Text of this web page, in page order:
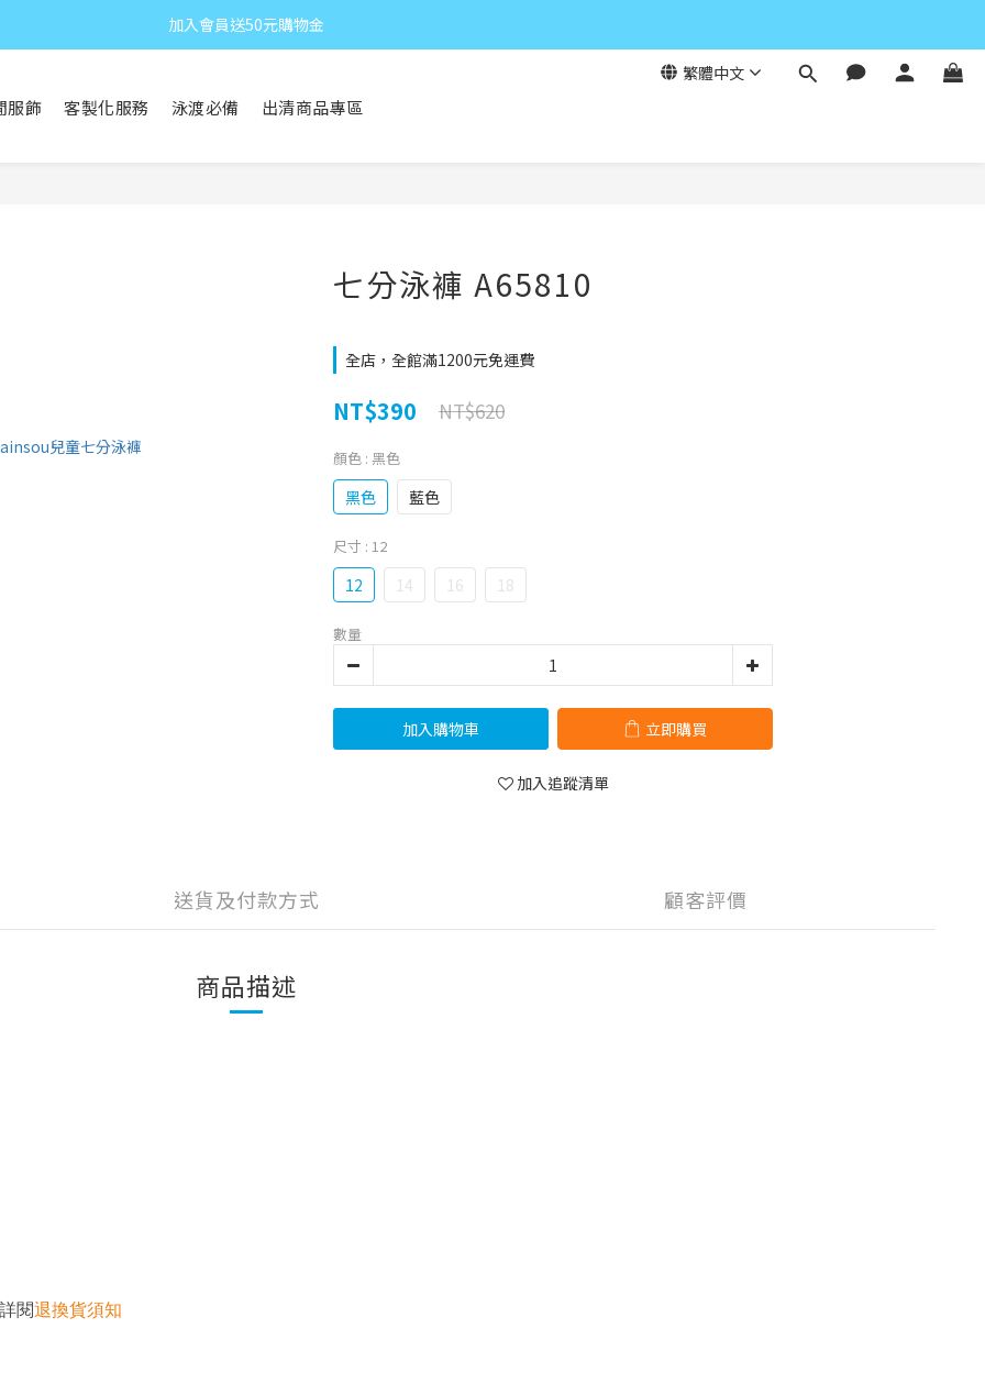
加入會員送50元購物金
繁體中文
服飾 客製化服務 泳渡必備 出清商品專區
七分泳褲 A65810
全店，全館滿1200元免運費
NT$390 NT$620
顏色 : 黑色
黑色 藍色
尺寸 : 12
12 14 16 18
數量
加入購物車 立即購買
加入追蹤清單
送貨及付款方式 顧客評價
商品描述
閱退換貨須知